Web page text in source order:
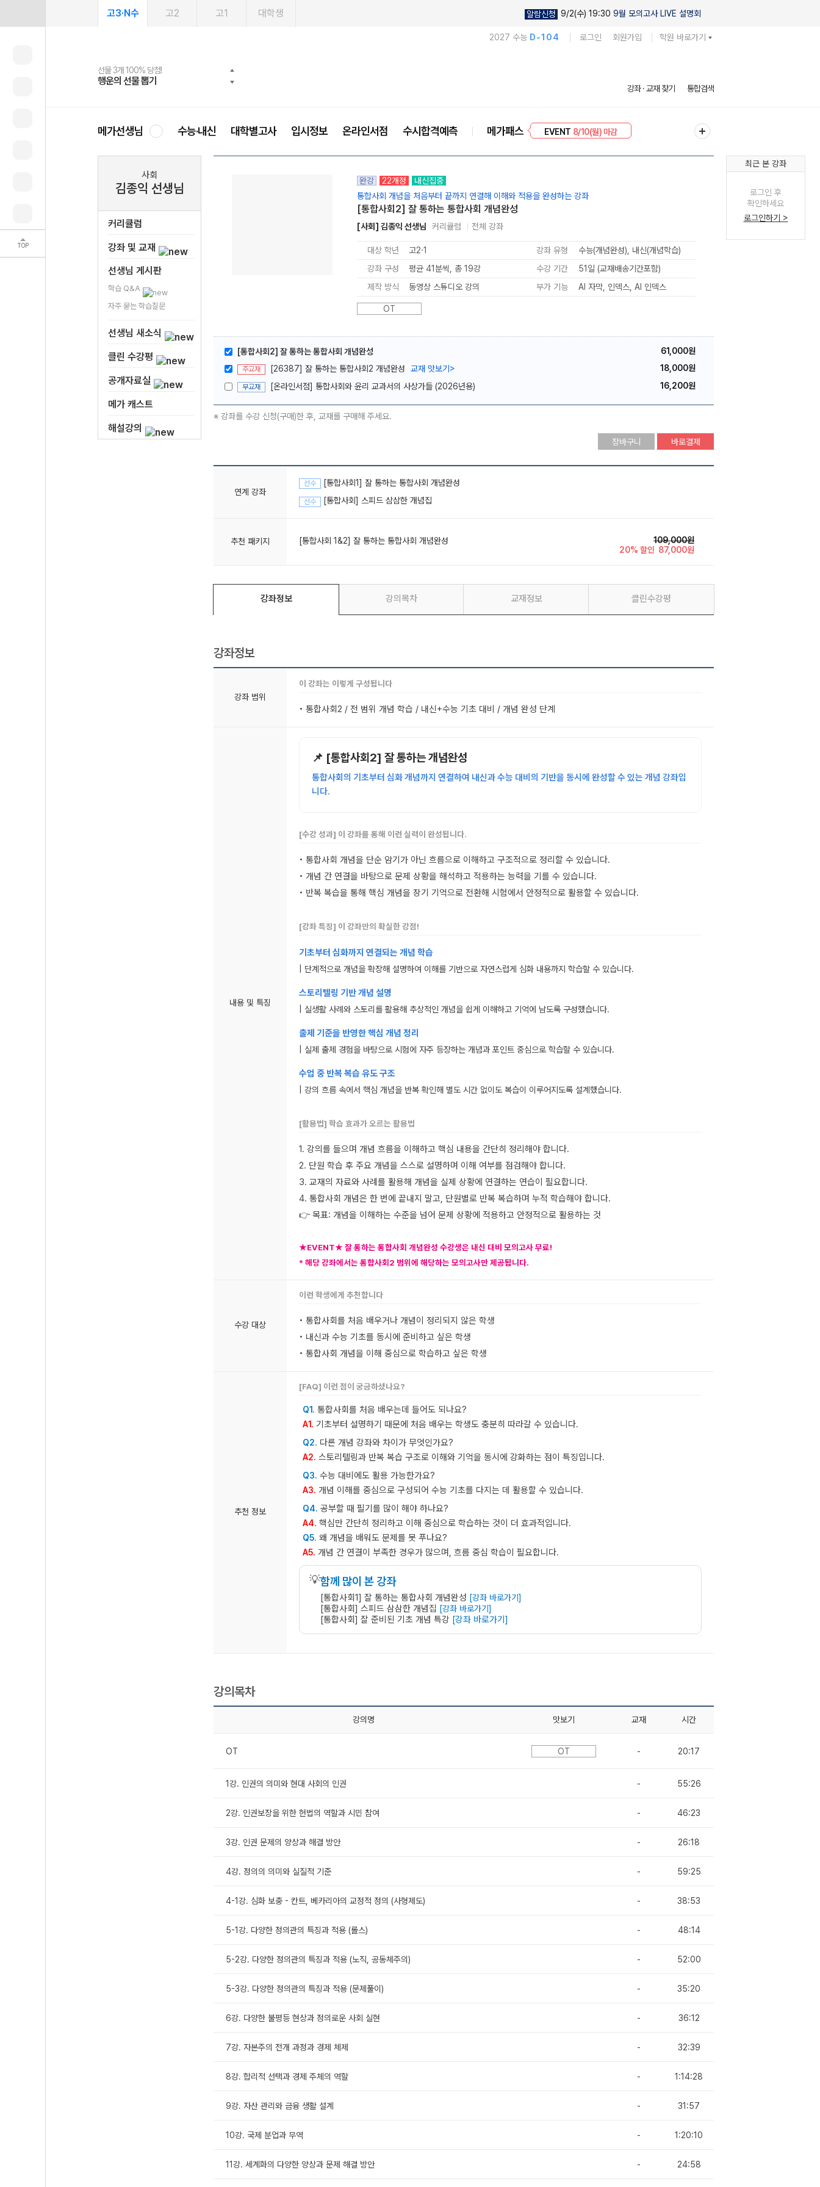
TOP
고3·N수 고2 고1 대학생 알람신청 9/2(수) 19:30 9월 모의고사 LIVE 설명회
2027 수능 D-104 로그인 회원가입 학원 바로가기
메가스터디
선물 3개 100% 당첨!
행운의 선물 뽑기
선물 100% 증정!
메가스터디 X 올리브
여름방학 스터디 캐시백
메가런 썸머스쿨
2027 러셀 단과
강사 공개선발
스마트러닝앱
설문 EVENT
메가패스
3일 무료 체험권
메가패스 수강생 무료혜택!
메가클럽 멤버십
사회공헌 캠페인
희망이룸 메가나눔
강좌 · 교재 찾기 통합검색
메가선생님 수능·내신 대학별고사 입시정보 온라인서점 수시합격예측 메가패스
EVENT 8/10(월) 마감
사회
김종익 선생님
커리큘럼
강좌 및 교재
선생님 게시판
학습 Q&A
자주 묻는 학습질문
선생님 새소식
클린 수강평
공개자료실
메가 캐스트
해설강의
완강 22개정
내신집중
통합사회 개념을 처음부터 끝까지 연결해 이해와 적용을 완성하는 강좌
[통합사회2] 잘 통하는 통합사회 개념완성
[사회] 김종익 선생님 커리큘럼 전체 강좌
대상 학년 고2·1 강좌 유형
수능(개념완성), 내신(개념학습)
강좌 구성
평균 41분씩, 총 19강 수강 기간
51일 (교재배송기간포함)
제작 방식
동영상 스튜디오 강의 부가 기능 AI 자막 인덱스 AI 인덱스
OT
[통합사회2] 잘 통하는 통합사회 개념완성 61,000원
주교재 [26387] 잘 통하는 통합사회2 개념완성 교재 맛보기 > 18,000원
부교재 [온라인서점] 통합사회와 윤리 교과서의 사상가들 (2026년용) 16,200원
※ 강좌를 수강 신청(구매)한 후, 교재를 구매해 주세요.
장바구니 바로결제
연계 강좌
선수 [통합사회1] 잘 통하는 통합사회 개념완성
선수 [통합사회] 스피드 삼삼한 개념집
추천 패키지 [통합사회 1&2] 잘 통하는 통합사회 개념완성
109,000원
20% 할인 87,000원
강좌정보 강의목차 교재정보 클린수강평
강좌정보
강좌 범위
이 강좌는 이렇게 구성됩니다
• 통합사회2 / 전 범위 개념 학습 / 내신+수능 기초 대비 / 개념 완성 단계
내용 및 특징
📌 [통합사회2] 잘 통하는 개념완성
통합사회의 기초부터 심화 개념까지 연결하여 내신과 수능 대비의 기반을 동시에 완성할 수 있는 개념 강좌입
니다.
[수강 성과] 이 강좌를 통해 이런 실력이 완성됩니다.
• 통합사회 개념을 단순 암기가 아닌 흐름으로 이해하고 구조적으로 정리할 수 있습니다.
• 개념 간 연결을 바탕으로 문제 상황을 해석하고 적용하는 능력을 기를 수 있습니다.
• 반복 복습을 통해 핵심 개념을 장기 기억으로 전환해 시험에서 안정적으로 활용할 수 있습니다.
[강좌 특징] 이 강좌만의 확실한 강점!
기초부터 심화까지 연결되는 개념 학습
| 단계적으로 개념을 확장해 설명하여 이해를 기반으로 자연스럽게 심화 내용까지 학습할 수 있습니다.
스토리텔링 기반 개념 설명
| 실생활 사례와 스토리를 활용해 추상적인 개념을 쉽게 이해하고 기억에 남도록 구성했습니다.
출제 기준을 반영한 핵심 개념 정리
| 실제 출제 경험을 바탕으로 시험에 자주 등장하는 개념과 포인트 중심으로 학습할 수 있습니다.
수업 중 반복 복습 유도 구조
| 강의 흐름 속에서 핵심 개념을 반복 확인해 별도 시간 없이도 복습이 이루어지도록 설계했습니다.
[활용법] 학습 효과가 오르는 활용법
1. 강의를 들으며 개념 흐름을 이해하고 핵심 내용을 간단히 정리해야 합니다.
2. 단원 학습 후 주요 개념을 스스로 설명하며 이해 여부를 점검해야 합니다.
3. 교재의 자료와 사례를 활용해 개념을 실제 상황에 연결하는 연습이 필요합니다.
4. 통합사회 개념은 한 번에 끝내지 말고, 단원별로 반복 복습하며 누적 학습해야 합니다.
👉 목표: 개념을 이해하는 수준을 넘어 문제 상황에 적용하고 안정적으로 활용하는 것
★EVENT★잘 통하는 통합사회 개념완성 수강생은 내신 대비 모의고사 무료!
* 해당 강좌에서는 통합사회2 범위에 해당하는 모의고사만 제공됩니다.
수강 대상
이런 학생에게 추천합니다
• 통합사회를 처음 배우거나 개념이 정리되지 않은 학생
• 내신과 수능 기초를 동시에 준비하고 싶은 학생
• 통합사회 개념을 이해 중심으로 학습하고 싶은 학생
추천 정보
[FAQ] 이런 점이 궁금하셨나요?
Q1. 통합사회를 처음 배우는데 들어도 되나요?
A1. 기초부터 설명하기 때문에 처음 배우는 학생도 충분히 따라갈 수 있습니다.
Q2. 다른 개념 강좌와 차이가 무엇인가요?
A2. 스토리텔링과 반복 복습 구조로 이해와 기억을 동시에 강화하는 점이 특징입니다.
Q3. 수능 대비에도 활용 가능한가요?
A3. 개념 이해를 중심으로 구성되어 수능 기초를 다지는 데 활용할 수 있습니다.
Q4. 공부할 때 필기를 많이 해야 하나요?
A4. 핵심만 간단히 정리하고 이해 중심으로 학습하는 것이 더 효과적입니다.
Q5. 왜 개념을 배워도 문제를 못 푸나요?
A5. 개념 간 연결이 부족한 경우가 많으며, 흐름 중심 학습이 필요합니다.
💡함께 많이 본 강좌
[통합사회1] 잘 통하는 통합사회 개념완성 [강좌 바로가기]
[통합사회] 스피드 삼삼한 개념집 [강좌 바로가기]
[통합사회] 잘 준비된 기초 개념 특강 [강좌 바로가기]
강의목차
강의명 맛보기 교재 시간
OT OT - 20:17
1강. 인권의 의미와 현대 사회의 인권 - 55:26
2강. 인권보장을 위한 헌법의 역할과 시민 참여 - 46:23
3강. 인권 문제의 양상과 해결 방안 - 26:18
4강. 정의의 의미와 실질적 기준 - 59:25
4-1강. 심화 보충 - 칸트, 베카리아의 교정적 정의 (사형제도) - 38:53
5-1강. 다양한 정의관의 특징과 적용 (롤스) - 48:14
5-2강. 다양한 정의관의 특징과 적용 (노직, 공동체주의) - 52:00
5-3강. 다양한 정의관의 특징과 적용 (문제풀이) - 35:20
6강. 다양한 불평등 현상과 정의로운 사회 실현 - 36:12
7강. 자본주의 전개 과정과 경제 체제 - 32:39
8강. 합리적 선택과 경제 주체의 역할 - 1:14:28
9강. 자산 관리와 금융 생활 설계 - 31:57
10강. 국제 분업과 무역 - 1:20:10
11강. 세계화의 다양한 양상과 문제 해결 방안 - 24:58
최근 본 강좌
로그인 후
확인하세요
로그인하기 >